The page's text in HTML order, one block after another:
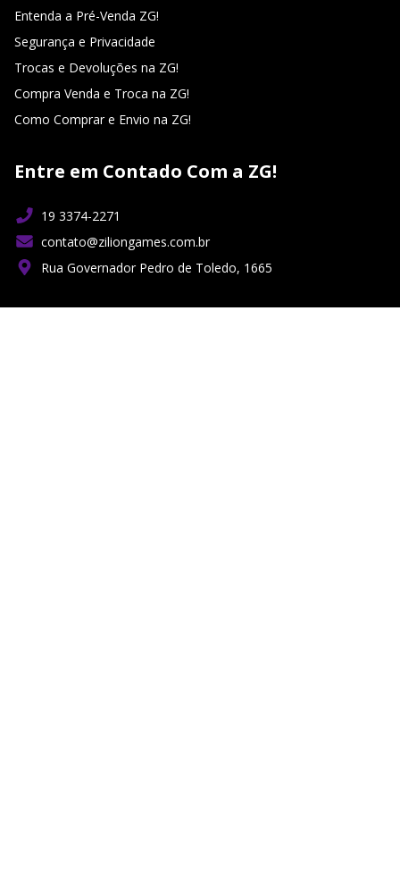
Entenda a Pré-Venda ZG!
Segurança e Privacidade
Trocas e Devoluções na ZG!
Compra Venda e Troca na ZG!
Como Comprar e Envio na ZG!
Entre em Contado Com a ZG!
19 3374-2271
contato@ziliongames.com.br
Rua Governador Pedro de Toledo, 1665